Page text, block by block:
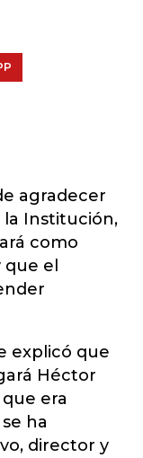
agradecer
la Institución,
como
el
explicó que
Héctor
era
ha
director y